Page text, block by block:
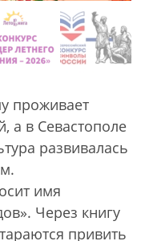
проживает
а в Севастополе
развивалась
имя
Через книгу
привить